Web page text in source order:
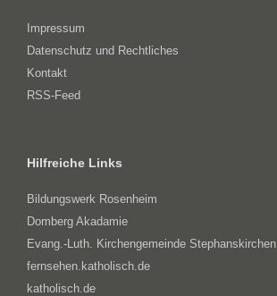
Impressum
Datenschutz und Rechtliches
Kontakt
RSS-Feed
Hilfreiche Links
Bildungswerk Rosenheim
Domberg Akadamie
Evang.-Luth. Kirchengemeinde Stephanskirchen
fernsehen.katholisch.de
katholisch.de